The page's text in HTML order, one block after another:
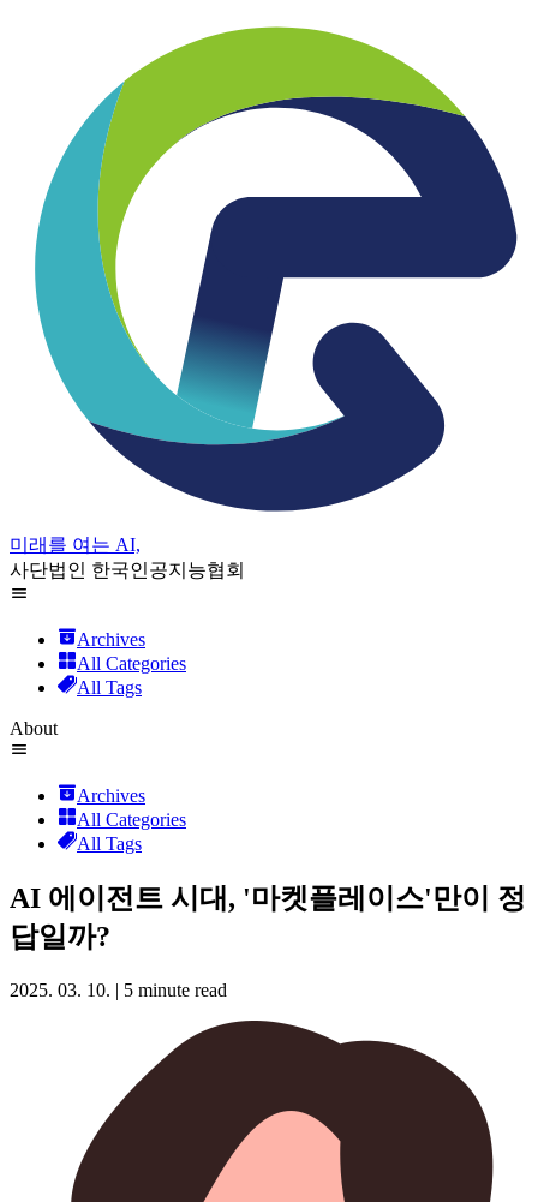
미래를 여는 AI,
사단법인 한국인공지능협회
Archives
All Categories
All Tags
About
Archives
All Categories
All Tags
AI 에이전트 시대, '마켓플레이스'만이 정
답일까?
2025. 03. 10. | 5 minute read